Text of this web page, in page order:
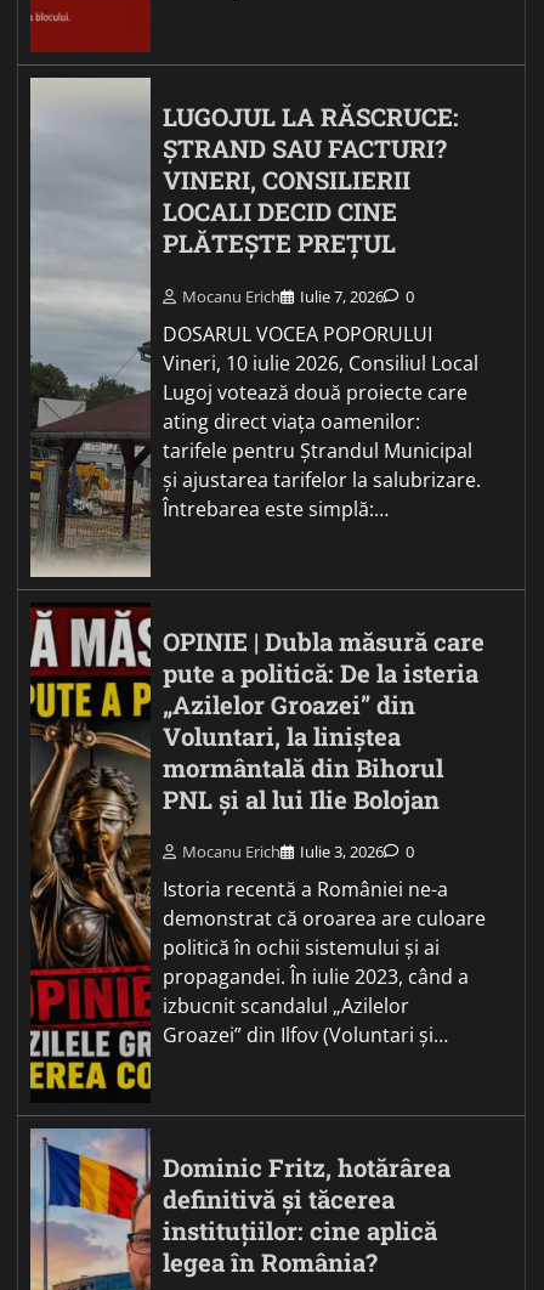
LUGOJUL LA RĂSCRUCE:
ȘTRAND SAU FACTURI?
VINERI, CONSILIERII
LOCALI DECID CINE
PLĂTEȘTE PREȚUL
Mocanu Erich Iulie 7, 2026 0
DOSARUL VOCEA POPORULUI
Vineri, 10 iulie 2026, Consiliul Local
Lugoj votează două proiecte care
ating direct viața oamenilor:
tarifele pentru Ștrandul Municipal
și ajustarea tarifelor la salubrizare.
Întrebarea este simplă:…
OPINIE | Dubla măsură care
pute a politică: De la isteria
„Azilelor Groazei” din
Voluntari, la liniștea
mormântală din Bihorul
PNL și al lui Ilie Bolojan
Mocanu Erich Iulie 3, 2026 0
Istoria recentă a României ne-a
demonstrat că oroarea are culoare
politică în ochii sistemului și ai
propagandei. În iulie 2023, când a
izbucnit scandalul „Azilelor
Groazei” din Ilfov (Voluntari și…
Dominic Fritz, hotărârea
definitivă și tăcerea
instituțiilor: cine aplică
legea în România?